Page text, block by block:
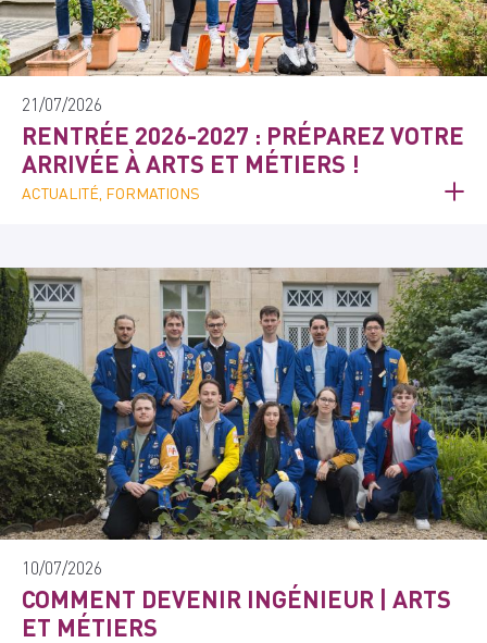
21/07/2026
RENTRÉE 2026-2027 : PRÉPAREZ VOTRE
ARRIVÉE À ARTS ET MÉTIERS !
ACTUALITÉ, FORMATIONS
10/07/2026
COMMENT DEVENIR INGÉNIEUR | ARTS
ET MÉTIERS